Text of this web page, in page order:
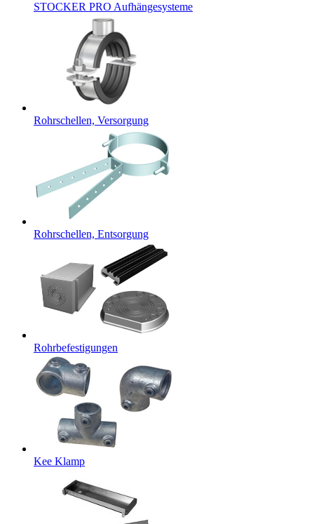
STOCKER PRO Aufhängesysteme
Rohrschellen, Versorgung
Rohrschellen, Entsorgung
Rohrbefestigungen
Kee Klamp